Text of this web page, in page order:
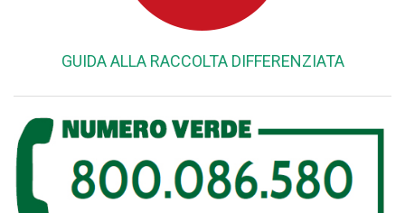
GUIDA ALLA RACCOLTA DIFFERENZIATA